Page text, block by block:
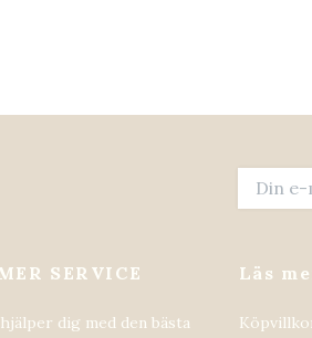
SERVICE
dig med den bästa
Läs